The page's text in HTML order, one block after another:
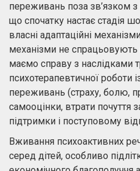
переживань поза зв’язком
що спочатку настає стадія
власні адаптаційні
механізми не спрацьовують
маємо справу з наслідками
психотерапевтичної роботи
переживань (страху, болю,
самооцінки, втрати почуття
підтримки і поступовому
Вживання психоактивних
серед дітей, особливо